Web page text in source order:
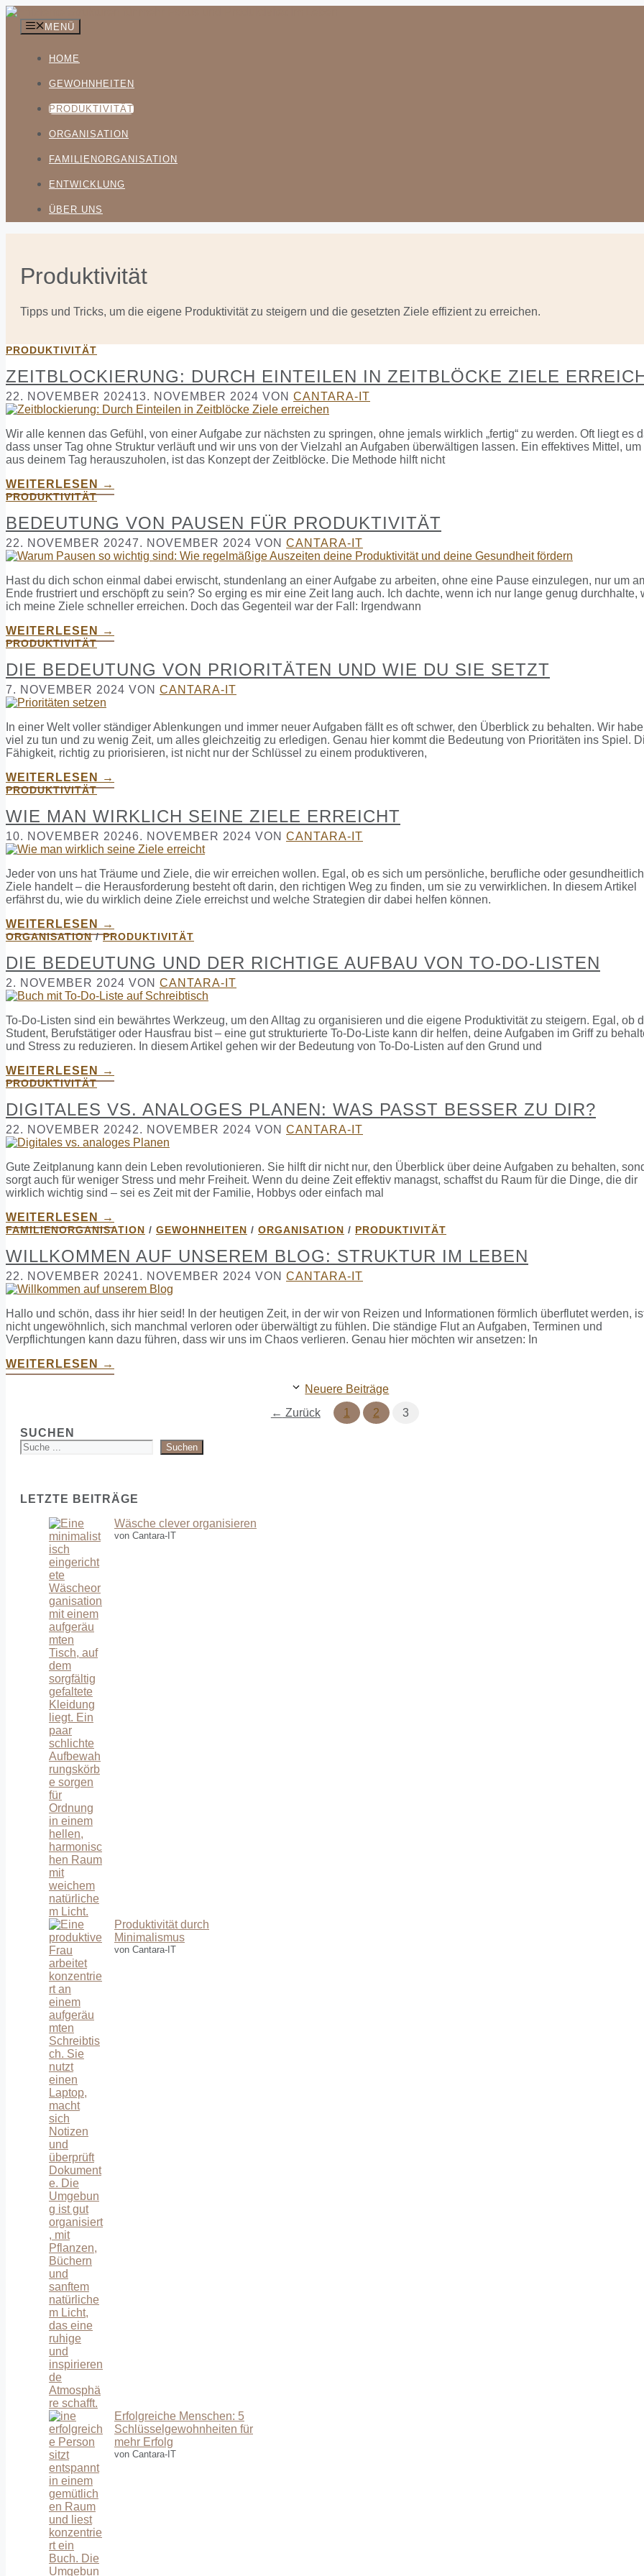
Zum
Inhalt
springen
MENÜ
HOME
GEWOHNHEITEN
PRODUKTIVITÄT
ORGANISATION
FAMILIENORGANISATION
ENTWICKLUNG
ÜBER UNS
Produktivität
Tipps und Tricks, um die eigene Produktivität zu steigern und die gesetzten Ziele effizient zu erreichen.
PRODUKTIVITÄT
ZEITBLOCKIERUNG: DURCH EINTEILEN IN ZEITBLÖCKE ZIELE
22. NOVEMBER 202413. NOVEMBER 2024 VON CANTARA-IT
Wir alle kennen das Gefühl, von einer Aufgabe zur nächsten zu springen, ohne jemals wirklich „fertig“ zu werden. Oft liegt es
dass unser Tag ohne Struktur verläuft und wir uns von der Vielzahl an Aufgaben überwältigen lassen. Ein effektives Mittel, um
aus deinem Tag herauszuholen, ist das Konzept der Zeitblöcke. Die Methode hilft nicht
WEITERLESEN →
PRODUKTIVITÄT
BEDEUTUNG VON PAUSEN FÜR PRODUKTIVITÄT
22. NOVEMBER 20247. NOVEMBER 2024 VON CANTARA-IT
Hast du dich schon einmal dabei erwischt, stundenlang an einer Aufgabe zu arbeiten, ohne eine Pause einzulegen, nur um
Ende frustriert und erschöpft zu sein? So erging es mir eine Zeit lang auch. Ich dachte, wenn ich nur lange genug durchhalte,
ich meine Ziele schneller erreichen. Doch das Gegenteil war der Fall: Irgendwann
WEITERLESEN →
PRODUKTIVITÄT
DIE BEDEUTUNG VON PRIORITÄTEN UND WIE DU SIE SETZT
7. NOVEMBER 2024 VON CANTARA-IT
In einer Welt voller ständiger Ablenkungen und immer neuer Aufgaben fällt es oft schwer, den Überblick zu behalten. Wir
viel zu tun und zu wenig Zeit, um alles gleichzeitig zu erledigen. Genau hier kommt die Bedeutung von Prioritäten ins Spiel.
Fähigkeit, richtig zu priorisieren, ist nicht nur der Schlüssel zu einem produktiveren,
WEITERLESEN →
PRODUKTIVITÄT
WIE MAN WIRKLICH SEINE ZIELE ERREICHT
10. NOVEMBER 20246. NOVEMBER 2024 VON CANTARA-IT
Jeder von uns hat Träume und Ziele, die wir erreichen wollen. Egal, ob es sich um persönliche, berufliche oder
Ziele handelt – die Herausforderung besteht oft darin, den richtigen Weg zu finden, um sie zu verwirklichen. In diesem Artikel
erfährst du, wie du wirklich deine Ziele erreichst und welche Strategien dir dabei helfen können.
WEITERLESEN →
ORGANISATION/PRODUKTIVITÄT
DIE BEDEUTUNG UND DER RICHTIGE AUFBAU VON TO-DO-LISTEN
2. NOVEMBER 2024 VON CANTARA-IT
To-Do-Listen sind ein bewährtes Werkzeug, um den Alltag zu organisieren und die eigene Produktivität zu steigern. Egal, ob
Student, Berufstätiger oder Hausfrau bist – eine gut strukturierte To-Do-Liste kann dir helfen, deine Aufgaben im Griff zu
und Stress zu reduzieren. In diesem Artikel gehen wir der Bedeutung von To-Do-Listen auf den Grund und
WEITERLESEN →
PRODUKTIVITÄT
DIGITALES VS. ANALOGES PLANEN: WAS PASST BESSER ZU DIR?
22. NOVEMBER 20242. NOVEMBER 2024 VON CANTARA-IT
Gute Zeitplanung kann dein Leben revolutionieren. Sie hilft dir nicht nur, den Überblick über deine Aufgaben zu behalten,
sorgt auch für weniger Stress und mehr Freiheit. Wenn du deine Zeit effektiv managst, schaffst du Raum für die Dinge, die dir
wirklich wichtig sind – sei es Zeit mit der Familie, Hobbys oder einfach mal
WEITERLESEN →
FAMILIENORGANISATION / GEWOHNHEITEN / ORGANISATION / PRODUKTIVITÄT
WILLKOMMEN AUF UNSEREM BLOG: STRUKTUR IM LEBEN
22. NOVEMBER 20241. NOVEMBER 2024 VON CANTARA-IT
Hallo und schön, dass ihr hier seid! In der heutigen Zeit, in der wir von Reizen und Informationen förmlich überflutet werden,
nicht ungewöhnlich, sich manchmal verloren oder überwältigt zu fühlen. Die ständige Flut an Aufgaben, Terminen und
Verpflichtungen kann dazu führen, dass wir uns im Chaos verlieren. Genau hier möchten wir ansetzen: In
WEITERLESEN →
Neuere Beiträge
← Zurück Seite
1 Seite
2 Seite
3
SUCHEN
Suchen
LETZTE BEITRÄGE
Wäsche clever organisieren
von Cantara-IT
Produktivität durch
Minimalismus
von Cantara-IT
Erfolgreiche Menschen: 5
Schlüsselgewohnheiten für
mehr Erfolg
von Cantara-IT